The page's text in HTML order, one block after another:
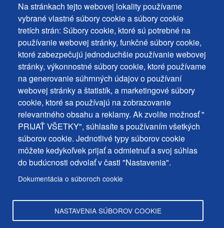
Na stránkach tejto webovej lokality používame
vybrané vlastné súbory cookie a súbory cookie
tretích strán: Súbory cookie, ktoré sú potrebné na
používanie webovej stránky, funkčné súbory cookie,
ktoré zabezpečujú jednoduchšie používanie webovej
stránky, výkonnostné súbory cookie, ktoré používame
na generovanie súhrnných údajov o používaní
webovej stránky a štatistík, a marketingové súbory
cookie, ktoré sa používajú na zobrazovanie
relevantného obsahu a reklamy. Ak zvolíte možnosť "
PRIJAŤ VŠETKY", súhlasíte s používaním všetkých
súborov cookie. Jednotlivé typy súborov cookie
môžete kedykoľvek prijať a odmietnuť a svoj súhlas
do budúcnosti odvolať v časti "Nastavenia".
Dokumentácia o súboroch cookie
NASTAVENIA SÚBOROV COOKIE
Footer
MENU
Kontakty
Mapa stránky
Mestské správy
Footer
Cookies
+
ochrana
osobných
udajov
Vyhlásenie o prístupnosti
Často kladené otázky
Ochrana osobných údajov
Používanie súborov cookies
Nastavenie cookies
Podnety a spätná väzba